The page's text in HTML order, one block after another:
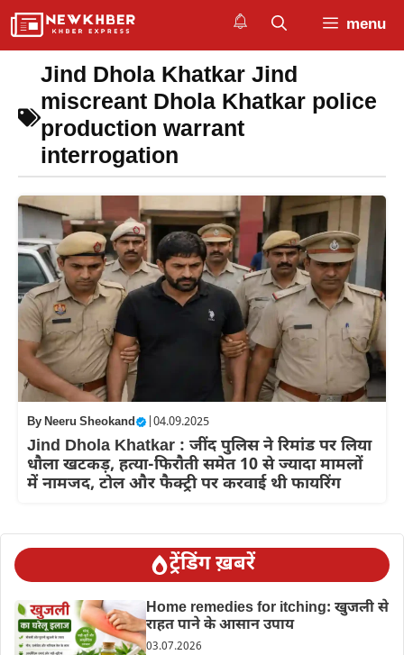
Skip
menu
Jind Dhola Khatkar Jind
miscreant Dhola Khatkar police
production warrant
interrogation
ByNeeru Sheokand 04.09.2025
Jind Dhola Khatkar : जींद पुलिस ने रिमांड पर लिया
धौला खटकड़, हत्या-फिरौती समेत 10 से ज्यादा मामलों
में नामजद, टोल और फैक्ट्री पर करवाई थी फायरिंग
ट्रेंडिंग ख़बरें
Home remedies for itching: खुजली से
राहत पाने के आसान उपाय
03.07.2026